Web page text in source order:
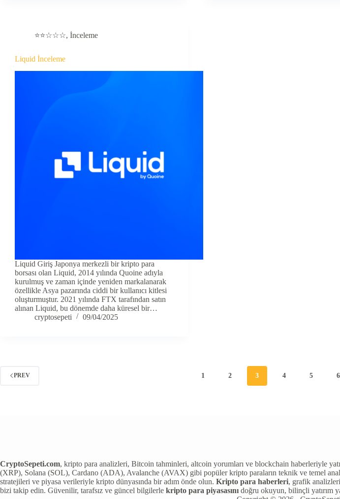
⭐⭐☆☆☆, İnceleme
Liquid İnceleme
Liquid Giriş Japonya merkezli bir kripto para
borsası olan Liquid, 2014 yılında Quoine adıyla
kurulmuş ve zaman içinde yeniden markalanarak
özellikle Asya pazarında ciddi bir kullanıcı kitlesi
oluşturmuştur. 2021 yılında FTX tarafından satın
alınan Liquid, bu dönemde daha küresel bir…
cryptosepeti
09/04/2025
PREV 1 2 3 4 5 6
CryptoSepeti.com, kripto para analizleri, Bitcoin tahminleri, altcoin yorumları ve blockchain haberleriyle
(XRP), Solana (SOL), Cardano (ADA), Avalanche (AVAX) gibi popüler kripto paraların teknik ve temel
stratejileri ve piyasa verileriyle kripto dünyasında bir adım önde olun. Kripto para haberleri, grafik
bizi takip edin. Güvenilir, tarafsız ve güncel bilgilerle kripto para piyasasını doğru okuyun, bilinçli yatırım